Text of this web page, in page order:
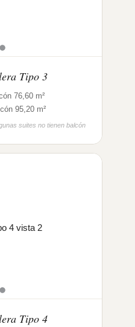
Tipo 3
76,60 m²
95,20 m²
suites no tienen balcón
Tipo 4